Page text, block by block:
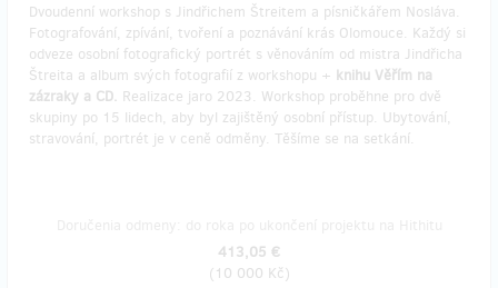
Dvoudenní workshop s Jindřichem Štreitem a písničkářem Nosláva.
Fotografování, zpívání, tvoření a poznávání krás Olomouce. Každý si
odveze osobní fotografický portrét s věnováním od mistra Jindřicha
Štreita a album svých fotografií z workshopu + knihu Věřím na
zázraky a CD. Realizace jaro 2023. Workshop proběhne pro dvě
skupiny po 15 lidech, aby byl zajištěný osobní přístup. Ubytování,
stravování, portrét je v ceně odměny. Těšíme se na setkání.
413,05 €
(10 000 Kč)